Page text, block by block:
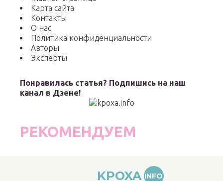
Карта сайта
Контакты
О нас
Политика конфиденциальности
Авторы
Эксперты
Понравилась статья? Подпишись на наш
канал в Дзене!
РЕКОМЕНДУЕМ
KPOXA INFO